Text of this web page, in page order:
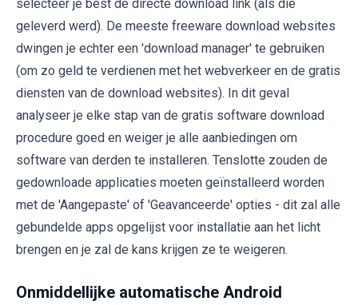
selecteer je best de directe download link (als die
geleverd werd). De meeste freeware download websites
dwingen je echter een 'download manager' te gebruiken
(om zo geld te verdienen met het webverkeer en de gratis
diensten van de download websites). In dit geval
analyseer je elke stap van de gratis software download
procedure goed en weiger je alle aanbiedingen om
software van derden te installeren. Tenslotte zouden de
gedownloade applicaties moeten geïnstalleerd worden
met de 'Aangepaste' of 'Geavanceerde' opties - dit zal alle
gebundelde apps opgelijst voor installatie aan het licht
brengen en je zal de kans krijgen ze te weigeren.
Onmiddellijke automatische Android